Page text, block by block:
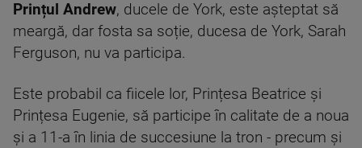
Prințul Andrew, ducele de York, este așteptat să
meargă, dar fosta sa soție, ducesa de York, Sarah
Ferguson, nu va participa.
Este probabil ca fiicele lor, Prințesa Beatrice și
Prințesa Eugenie, să participe în calitate de a noua
și a 11-a în linia de succesiune la tron - precum și